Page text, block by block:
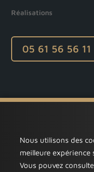
Réalisations
05 61 56 56 11
APCO ©2025 | Tous droits
Nous utilisons des
meilleure expérience
Vous pouvez